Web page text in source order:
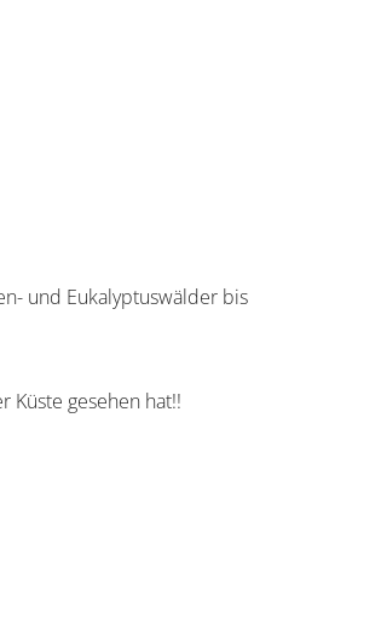
und Eukalyptuswälder bis
Küste gesehen hat!!